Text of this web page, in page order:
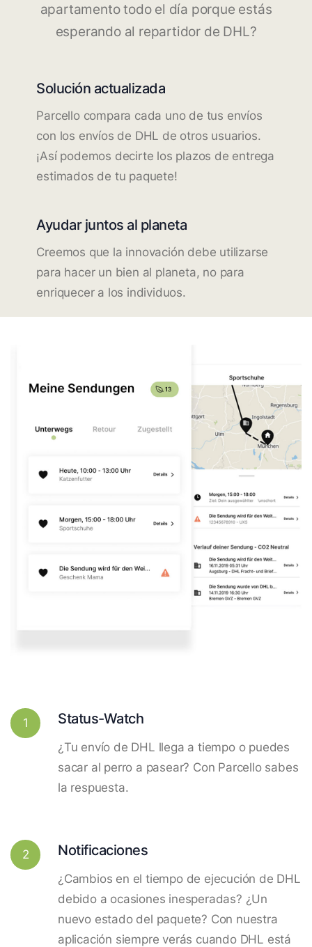
apartamento todo el día porque estás
esperando al repartidor de DHL?
Solución actualizada
Parcello compara cada uno de tus envíos
con los envíos de DHL de otros usuarios.
¡Así podemos decirte los plazos de entrega
estimados de tu paquete!
Ayudar juntos al planeta
Creemos que la innovación debe utilizarse
para hacer un bien al planeta, no para
enriquecer a los individuos.
1 Status-Watch
¿Tu envío de DHL llega a tiempo o puedes
sacar al perro a pasear? Con Parcello sabes
la respuesta.
2 Notificaciones
¿Cambios en el tiempo de ejecución de DHL
debido a ocasiones inesperadas? ¿Un
nuevo estado del paquete? Con nuestra
aplicación siempre verás cuando DHL está